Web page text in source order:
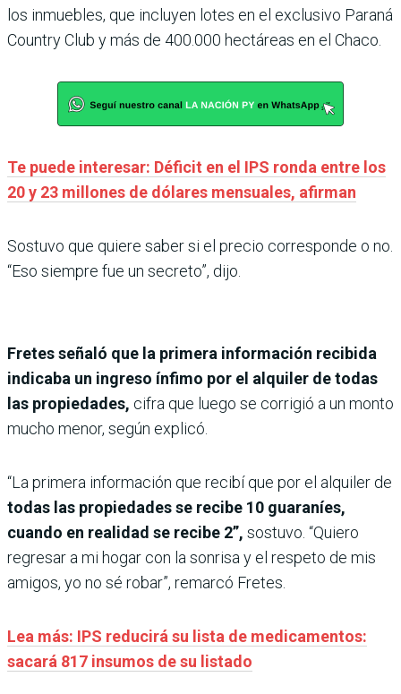
los inmuebles, que incluyen lotes en el exclusivo Paraná
Country Club y más de 400.000 hectáreas en el Chaco.
Te puede interesar: Déficit en el IPS ronda entre los
20 y 23 millones de dólares mensuales, afirman
Sostuvo que quiere saber si el precio corresponde o no.
“Eso siempre fue un secreto”, dijo.
Fretes señaló que la primera información recibida
indicaba un ingreso ínfimo por el alquiler de todas
las propiedades, cifra que luego se corrigió a un monto
mucho menor, según explicó.
“La primera información que recibí que por el alquiler de
todas las propiedades se recibe 10 guaraníes,
cuando en realidad se recibe 2”, sostuvo. “Quiero
regresar a mi hogar con la sonrisa y el respeto de mis
amigos, yo no sé robar”, remarcó Fretes.
Lea más: IPS reducirá su lista de medicamentos:
sacará 817 insumos de su listado